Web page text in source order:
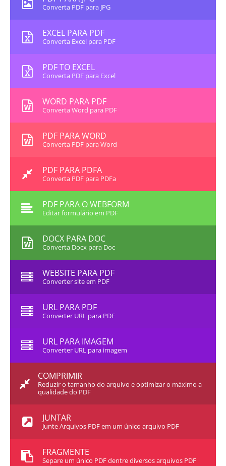
Converta PDF para JPG
EXCEL PARA PDF
Converta Excel para PDF
PDF TO EXCEL
Converta PDF para Excel
WORD PARA PDF
Converta Word para PDF
PDF PARA WORD
Converta PDF para Word
PDF PARA PDFA
Converta PDF para PDFa
PDF PARA O WEBFORM
Editar formulário em PDF
DOCX PARA DOC
Converta Docx para Doc
WEBSITE PARA PDF
Converter site em PDF
URL PARA PDF
Converter URL para PDF
URL PARA IMAGEM
Converter URL para imagem
COMPRIMIR
Reduzir o tamanho do arquivo e optimizar o máximo a
qualidade do PDF
JUNTAR
Junte Arquivos PDF em um único arquivo PDF
FRAGMENTE
Separe um único PDF dentre diversos arquivos PDF